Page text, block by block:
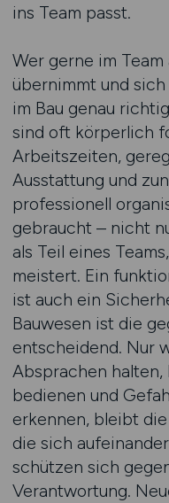
ins Team passt.
Wer gerne im
übernimmt und
im Bau genau
sind oft körperlich
Arbeitszeiten,
Ausstattung und
professionell
gebraucht – nicht
als Teil eines
meistert. Ein
ist auch ein
Bauwesen ist die
entscheidend. Nur
Absprachen halten,
bedienen und
erkennen, bleibt
die sich
schützen sich
Verantwortung.